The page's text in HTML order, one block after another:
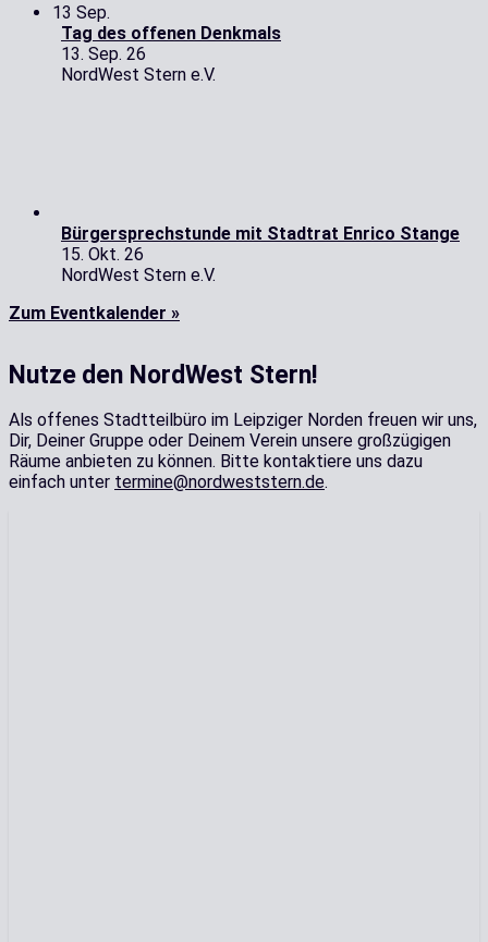
13 Sep.
Tag des offenen Denkmals
13. Sep. 26
NordWest Stern e.V.
Bürgersprechstunde mit Stadtrat Enrico Stange
15. Okt. 26
NordWest Stern e.V.
Zum Eventkalender »
Nutze den NordWest Stern!
Als offenes Stadtteilbüro im Leipziger Norden freuen wir uns,
Dir, Deiner Gruppe oder Deinem Verein unsere großzügigen
Räume anbieten zu können. Bitte kontaktiere uns dazu
einfach unter termine@nordweststern.de.